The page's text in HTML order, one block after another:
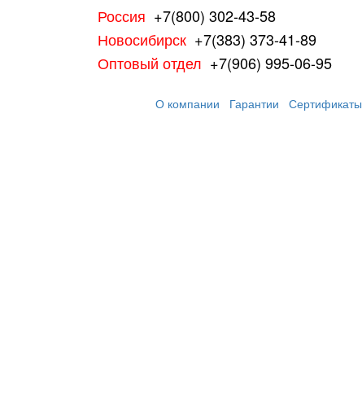
Россия +7(800) 302-43-58
Новосибирск +7(383) 373-41-89
Оптовый отдел +7(906) 995-06-95
О компании
Гарантии Сертификаты